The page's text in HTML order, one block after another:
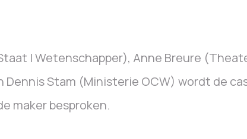
| Wetenschapper), Anne Breure
Dennis Stam (Ministerie OCW) wordt de
maker besproken.